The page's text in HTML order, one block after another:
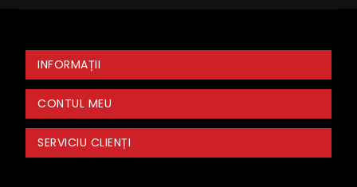
INFORMAȚII
CONTUL MEU
SERVICIU CLIENȚI